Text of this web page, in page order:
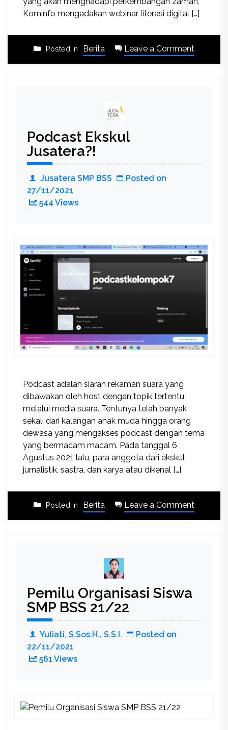
Kominfo mengadakan webinar literasi digital […]
Posted in Berita Leave a Comment
Podcast Ekskul
Jusatera?!
Jusatera SMP BSS
Posted on
27/11/2021
544 Views
Podcast adalah siaran rekaman suara yang
dibawakan oleh host dengan topik tertentu
melalui media suara. Tentunya telah banyak
sekali dari kalangan anak muda hingga orang
dewasa yang mengakses podcast dengan tema
yang bermacam macam. Pada tanggal 6
Agustus 2021 lalu, para anggota dari ekskul
jurnalistik, sastra, dan karya atau dikenal […]
Posted in Berita Leave a Comment
Pemilu Organisasi Siswa
SMP BSS 21/22
Yuliati, S.Sos.H., S.S.I.
Posted on
22/11/2021
561 Views